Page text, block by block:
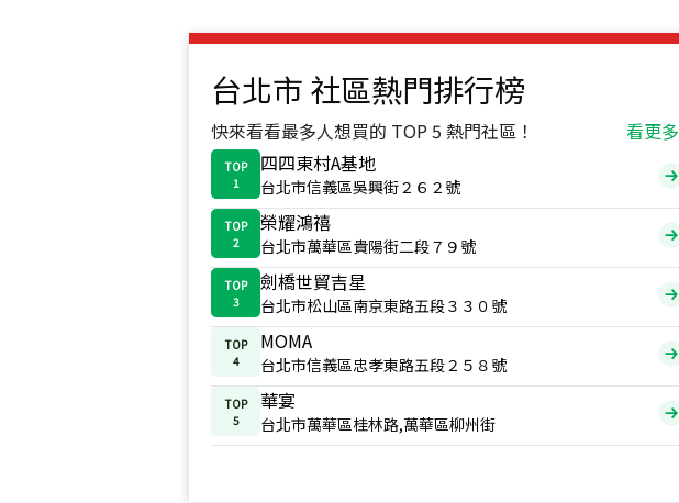
台北市 社區熱門排行榜
快來看看最多人想買的 TOP 5 熱門社區！ 看更多
TOP
1
四四東村A基地
台北市信義區吳興街２６２號
TOP
2
榮耀鴻禧
台北市萬華區貴陽街二段７９號
TOP
3
劍橋世貿吉星
台北市松山區南京東路五段３３０號
TOP
4
MOMA
台北市信義區忠孝東路五段２５８號
TOP
5
華宴
台北市萬華區桂林路,萬華區柳州街